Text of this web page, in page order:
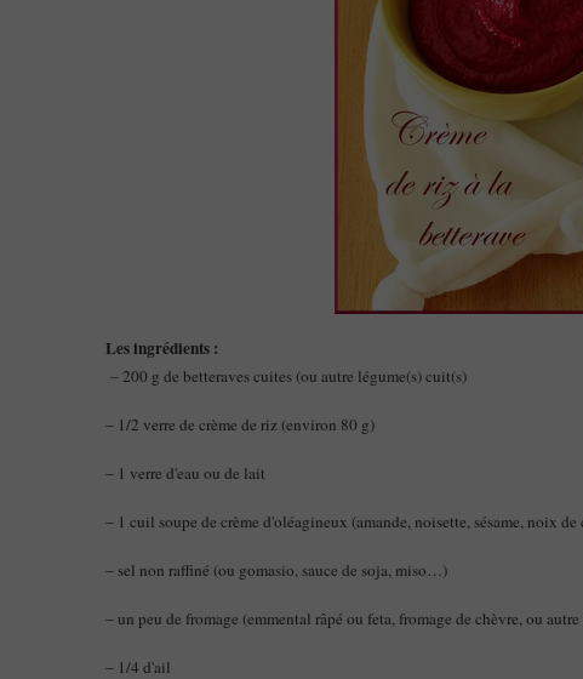
Les ingrédients :
– 200 g de betteraves cuites (ou autre légume(s) cuit(s)
– 1/2 verre de crème de riz (environ 80 g)
– 1 verre d'eau ou de lait
– 1 cuil soupe de crème d'oléagineux (amande, noisette, sésame, noix
– sel non raffiné (ou gomasio, sauce de soja, miso…)
– un peu de fromage (emmental râpé ou feta, fromage de chèvre, ou
– 1/4 d'ail